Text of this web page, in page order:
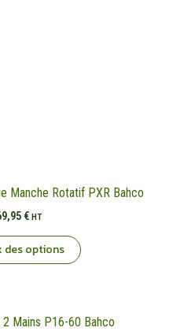
Manche Rotatif PXR Bahco
€ HT
des options
variations.